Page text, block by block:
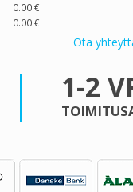
0.00 €
0.00 €
Ota
1-2